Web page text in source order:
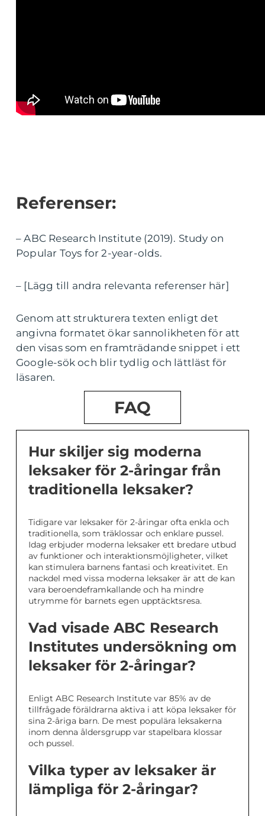
Referenser:
– ABC Research Institute (2019). Study on
Popular Toys for 2-year-olds.
– [Lägg till andra relevanta referenser här]
Genom att strukturera texten enligt det
angivna formatet ökar sannolikheten för att
den visas som en framträdande snippet i ett
Google-sök och blir tydlig och lättläst för
läsaren.
FAQ
Hur skiljer sig moderna
leksaker för 2-åringar från
traditionella leksaker?
Tidigare var leksaker för 2-åringar ofta enkla och
traditionella, som träklossar och enklare pussel.
Idag erbjuder moderna leksaker ett bredare utbud
av funktioner och interaktionsmöjligheter, vilket
kan stimulera barnens fantasi och kreativitet. En
nackdel med vissa moderna leksaker är att de kan
vara beroendeframkallande och ha mindre
utrymme för barnets egen upptäcktsresa.
Vad visade ABC Research
Institutes undersökning om
leksaker för 2-åringar?
Enligt ABC Research Institute var 85% av de
tillfrågade föräldrarna aktiva i att köpa leksaker för
sina 2-åriga barn. De mest populära leksakerna
inom denna åldersgrupp var stapelbara klossar
och pussel.
Vilka typer av leksaker är
lämpliga för 2-åringar?